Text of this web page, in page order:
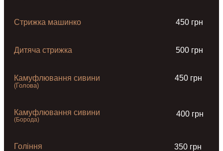
Стрижка машинко 450 грн
Дитяча стрижка 500 грн
Камуфлювання сивини
(Голова)
450 грн
Камуфлювання сивини
(Борода)
400 грн
Гоління 350 грн